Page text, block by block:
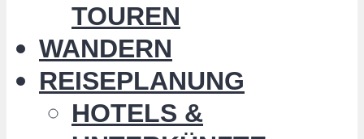
TOUREN
WANDERN
REISEPLANUNG
HOTELS &